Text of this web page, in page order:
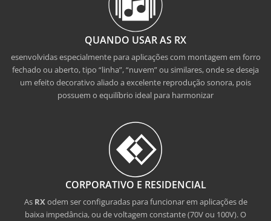
QUANDO USAR AS RX
esenvolvidas especialmente para aplicações com montagem em forro
fechado ou aberto, tipo “linha”, “nuvem” ou similares, onde se deseja
um efeito decorativo aliado a excelente reprodução sonora, pois
possuem o equilíbrio ideal para harmonizar
CORPORATIVO E RESIDENCIAL
As RXodem ser configuradas para funcionar em aplicações de
baixa impedância, ou de voltagem constante (70V ou 100V). O